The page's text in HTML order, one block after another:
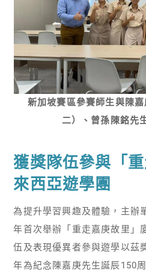
新加坡賽區參賽師生與陳
二）、曾孫陳銘先
獲獎隊伍參與「
來西亞遊學團
為提升學習興趣及體驗，主辦
年首次舉辦「重走嘉庚故里」
伍及表現優異者參與遊學以茲
年為紀念陳嘉庚先生誕辰150